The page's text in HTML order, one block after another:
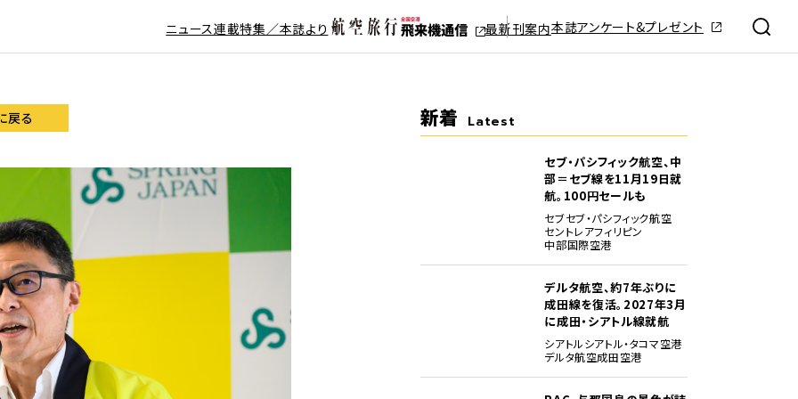
ニュース連載特集／本誌より 最新刊案内本誌アンケート&プレゼント
戻る 新着 Latest
セブ・パシフィック航空、中
部＝セブ線を11月19日就
航。100円セールも
セブセブ・パシフィック航空
セントレアフィリピン
中部国際空港
デルタ航空、約7年ぶりに
成田線を復活。2027年3月
に成田・シアトル線就航
シアトルシアトル・タコマ空港
デルタ航空成田空港